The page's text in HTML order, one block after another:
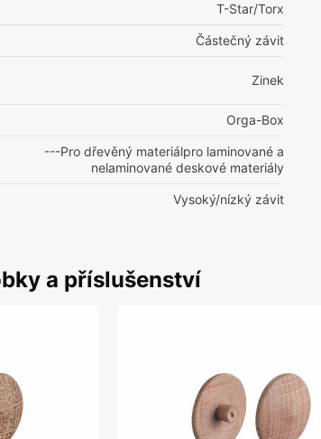
T-Star/Torx
Částečný závit
Zinek
Orga-Box
---Pro dřevěný materiálpro laminované a
nelaminované deskové materiály
Vysoký/nízký závit
a příslušenství